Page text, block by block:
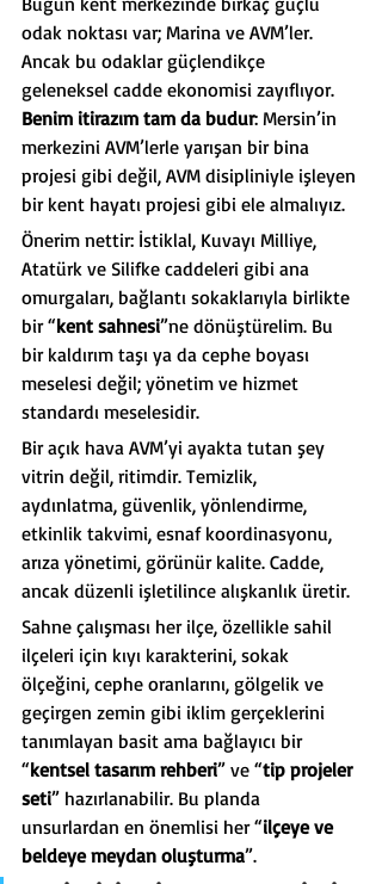
odak noktası var; Marina ve AVM’ler.
Ancak bu odaklar güçlendikçe
geleneksel cadde ekonomisi zayıflıyor.
Benim itirazım tam da budur: Mersin’in
merkezini AVM’lerle yarışan bir bina
projesi gibi değil, AVM disipliniyle işleyen
bir kent hayatı projesi gibi ele almalıyız.
Önerim nettir: İstiklal, Kuvayı Milliye,
Atatürk ve Silifke caddeleri gibi ana
omurgaları, bağlantı sokaklarıyla birlikte
bir “kent sahnesi”ne dönüştürelim. Bu
bir kaldırım taşı ya da cephe boyası
meselesi değil; yönetim ve hizmet
standardı meselesidir.
Bir açık hava AVM’yi ayakta tutan şey
vitrin değil, ritimdir. Temizlik,
aydınlatma, güvenlik, yönlendirme,
etkinlik takvimi, esnaf koordinasyonu,
arıza yönetimi, görünür kalite. Cadde,
ancak düzenli işletilince alışkanlık üretir.
Sahne çalışması her ilçe, özellikle sahil
ilçeleri için kıyı karakterini, sokak
ölçeğini, cephe oranlarını, gölgelik ve
geçirgen zemin gibi iklim gerçeklerini
tanımlayan basit ama bağlayıcı bir
“kentsel tasarım rehberi” ve “tip projeler
seti” hazırlanabilir. Bu planda
unsurlardan en önemlisi her “ilçeye ve
beldeye meydan oluşturma”.